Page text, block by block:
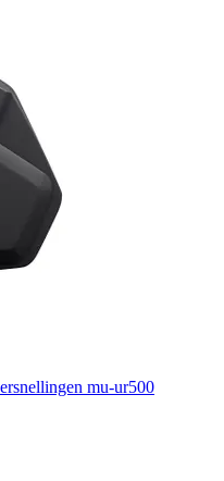
mu-ur500